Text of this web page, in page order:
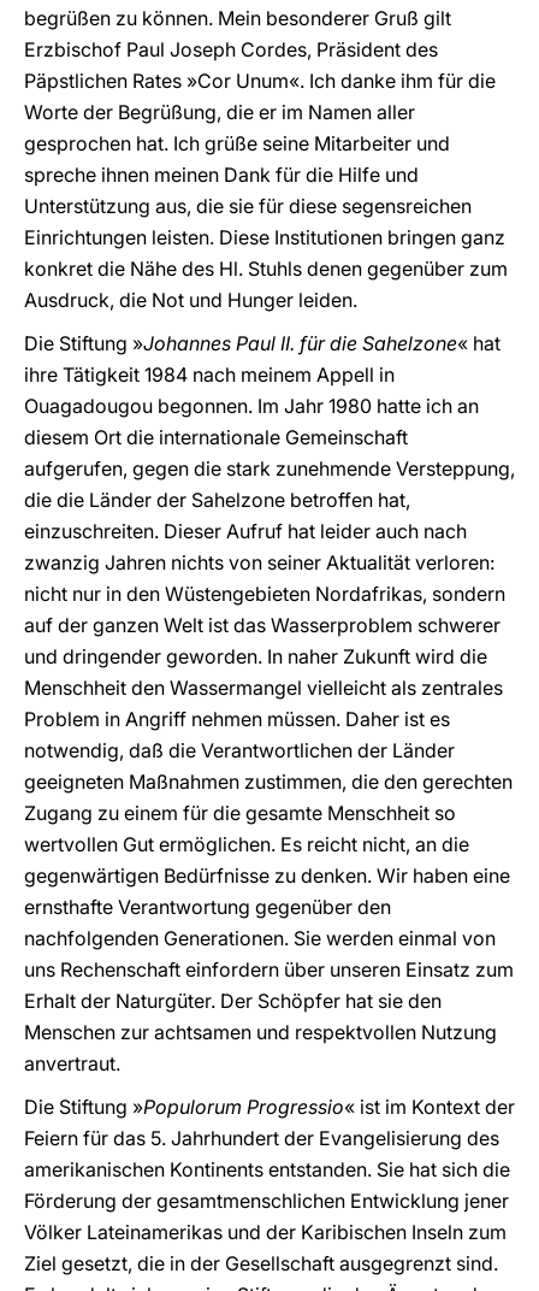
begrüßen zu können. Mein besonderer Gruß gilt
Erzbischof Paul Joseph Cordes, Präsident des
Päpstlichen Rates »Cor Unum«. Ich danke ihm für die
Worte der Begrüßung, die er im Namen aller
gesprochen hat. Ich grüße seine Mitarbeiter und
spreche ihnen meinen Dank für die Hilfe und
Unterstützung aus, die sie für diese segensreichen
Einrichtungen leisten. Diese Institutionen bringen ganz
konkret die Nähe des Hl. Stuhls denen gegenüber zum
Ausdruck, die Not und Hunger leiden.
Die Stiftung »Johannes Paul II. für die Sahelzone« hat
ihre Tätigkeit 1984 nach meinem Appell in
Ouagadougou begonnen. Im Jahr 1980 hatte ich an
diesem Ort die internationale Gemeinschaft
aufgerufen, gegen die stark zunehmende Versteppung,
die die Länder der Sahelzone betroffen hat,
einzuschreiten. Dieser Aufruf hat leider auch nach
zwanzig Jahren nichts von seiner Aktualität verloren:
nicht nur in den Wüstengebieten Nordafrikas, sondern
auf der ganzen Welt ist das Wasserproblem schwerer
und dringender geworden. In naher Zukunft wird die
Menschheit den Wassermangel vielleicht als zentrales
Problem in Angriff nehmen müssen. Daher ist es
notwendig, daß die Verantwortlichen der Länder
geeigneten Maßnahmen zustimmen, die den gerechten
Zugang zu einem für die gesamte Menschheit so
wertvollen Gut ermöglichen. Es reicht nicht, an die
gegenwärtigen Bedürfnisse zu denken. Wir haben eine
ernsthafte Verantwortung gegenüber den
nachfolgenden Generationen. Sie werden einmal von
uns Rechenschaft einfordern über unseren Einsatz zum
Erhalt der Naturgüter. Der Schöpfer hat sie den
Menschen zur achtsamen und respektvollen Nutzung
anvertraut.
Die Stiftung »Populorum Progressio« ist im Kontext der
Feiern für das 5. Jahrhundert der Evangelisierung des
amerikanischen Kontinents entstanden. Sie hat sich die
Förderung der gesamtmenschlichen Entwicklung jener
Völker Lateinamerikas und der Karibischen Inseln zum
Ziel gesetzt, die in der Gesellschaft ausgegrenzt sind.